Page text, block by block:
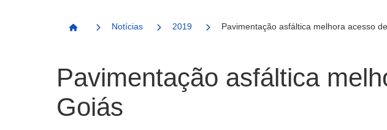
Página Inicial
Notícias 2019 Pavimentação asfáltica melhora acesso
Pavimentação asfáltica
Goiás